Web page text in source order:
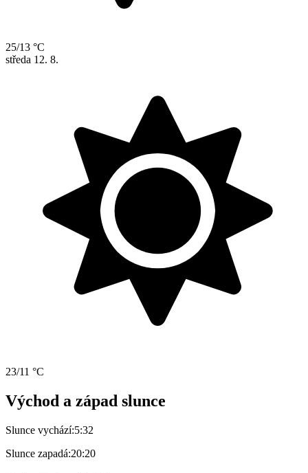
25/13 °C
středa 12. 8.
23/11 °C
Východ a západ slunce
Slunce vychází:5:32
Slunce zapadá:20:20